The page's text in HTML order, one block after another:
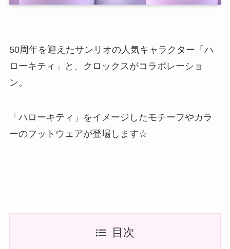
50周年を迎えたサンリオの人気キャラクター「ハ
ローキティ」と、クロックスがコラボレーショ
ン。
「ハローキティ」をイメージしたモチーフやカラ
ーのフットウェアが登場します☆
目次